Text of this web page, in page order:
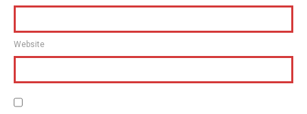
Website